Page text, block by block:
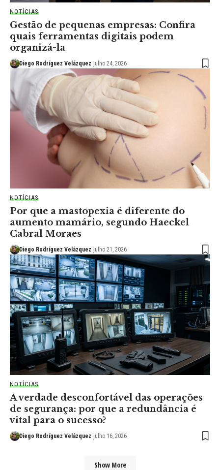
NOTÍCIAS
Gestão de pequenas empresas: Confira
quais ferramentas digitais podem
organizá-la
Diego Rodríguez Velázquez julho 24, 2026
NOTÍCIAS
Por que a mastopexia é diferente do
aumento mamário, segundo Haeckel
Cabral Moraes
Diego Rodríguez Velázquez julho 21, 2026
NOTÍCIAS
A verdade desconfortável das operações
de segurança: por que a redundância é
vital para o sucesso?
Diego Rodríguez Velázquez julho 16, 2026
Show More